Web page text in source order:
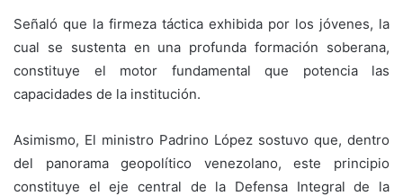
Señaló que la firmeza táctica exhibida por los jóvenes, la
cual se sustenta en una profunda formación soberana,
constituye el motor fundamental que potencia las
capacidades de la institución.
Asimismo, El ministro Padrino López sostuvo que, dentro
del panorama geopolítico venezolano, este principio
constituye el eje central de la Defensa Integral de la